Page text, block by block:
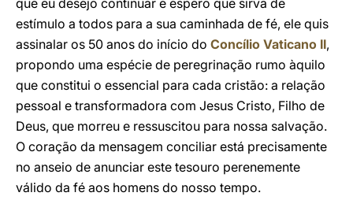
que eu desejo continuar e espero que sirva de
estímulo a todos para a sua caminhada de fé, ele quis
assinalar os 50 anos do início do Concílio Vaticano II,
propondo uma espécie de peregrinação rumo àquilo
que constitui o essencial para cada cristão: a relação
pessoal e transformadora com Jesus Cristo, Filho de
Deus, que morreu e ressuscitou para nossa salvação.
O coração da mensagem conciliar está precisamente
no anseio de anunciar este tesouro perenemente
válido da fé aos homens do nosso tempo.